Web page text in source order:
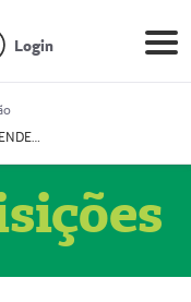
Login
MUDANÇA DE ENDEREÇO - DIAGITAB SERVIÇOS MÉDICOS LTDA (54003267-5)